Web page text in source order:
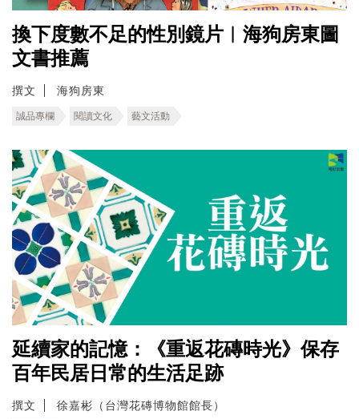
換下度數不足的性別鏡片︱海狗房東圖
文書推薦
撰文 海狗房東
誠品專欄 閱讀文化 藝文活動
延續家的記憶：《重返花磚時光》保存
百年民居日常的生活足跡
撰文 徐嘉彬（台灣花磚博物館館長）